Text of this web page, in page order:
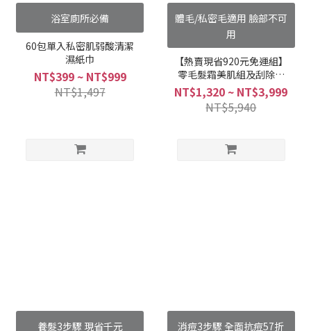
浴室廁所必備
60包單入私密肌弱酸清潔
濕紙巾
NT$399 ~ NT$999
NT$1,497
體毛/私密毛適用 臉部不可
用
【熱賣現省920元免運組】
零毛髮霜美肌組及刮除海
NT$1,320 ~ NT$3,999
NT$5,940
養髮3步驟 現省千元 消痘3步驟 全面抗痘57折